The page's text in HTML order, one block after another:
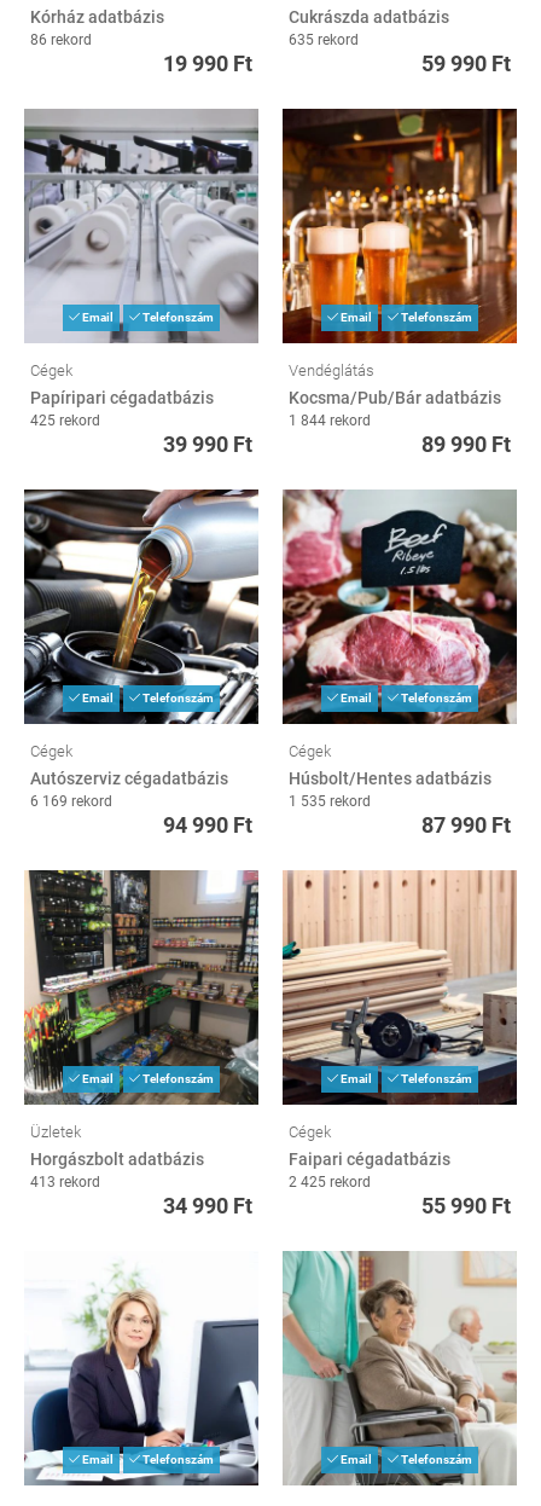
Kórház adatbázis
86 rekord
19 990 Ft
Cukrászda adatbázis
635 rekord
59 990 Ft
Email Telefonszám
Cégek
Papíripari cégadatbázis
425 rekord
39 990 Ft
Email Telefonszám
Vendéglátás
Kocsma/Pub/Bár adatbázis
1 844 rekord
89 990 Ft
Email Telefonszám
Cégek
Autószerviz cégadatbázis
6 169 rekord
94 990 Ft
Email Telefonszám
Cégek
Húsbolt/Hentes adatbázis
1 535 rekord
87 990 Ft
Email Telefonszám
Üzletek
Horgászbolt adatbázis
413 rekord
34 990 Ft
Email Telefonszám
Cégek
Faipari cégadatbázis
2 425 rekord
55 990 Ft
Email Telefonszám Email Telefonszám